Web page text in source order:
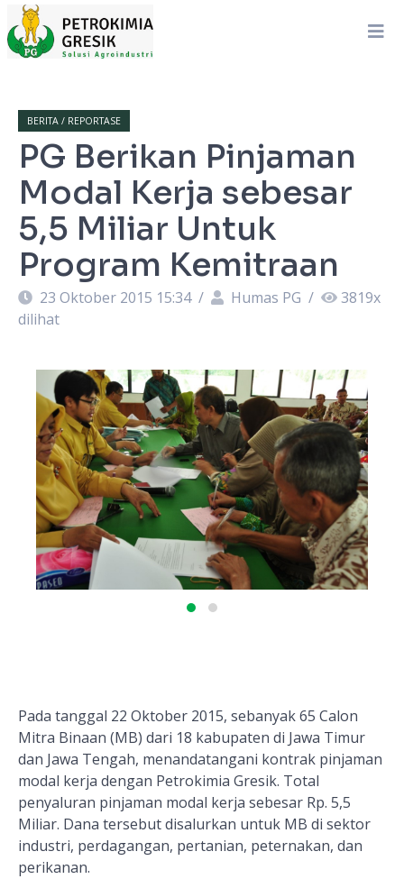
BERITA / REPORTASE
PG Berikan Pinjaman
Modal Kerja sebesar
5,5 Miliar Untuk
Program Kemitraan
23 Oktober 2015 15:34 / Humas PG / 3819x
dilihat
Pada tanggal 22 Oktober 2015, sebanyak 65 Calon
Mitra Binaan (MB) dari 18 kabupaten di Jawa Timur
dan Jawa Tengah, menandatangani kontrak pinjaman
modal kerja dengan Petrokimia Gresik. Total
penyaluran pinjaman modal kerja sebesar Rp. 5,5
Miliar. Dana tersebut disalurkan untuk MB di sektor
industri, perdagangan, pertanian, peternakan, dan
perikanan.